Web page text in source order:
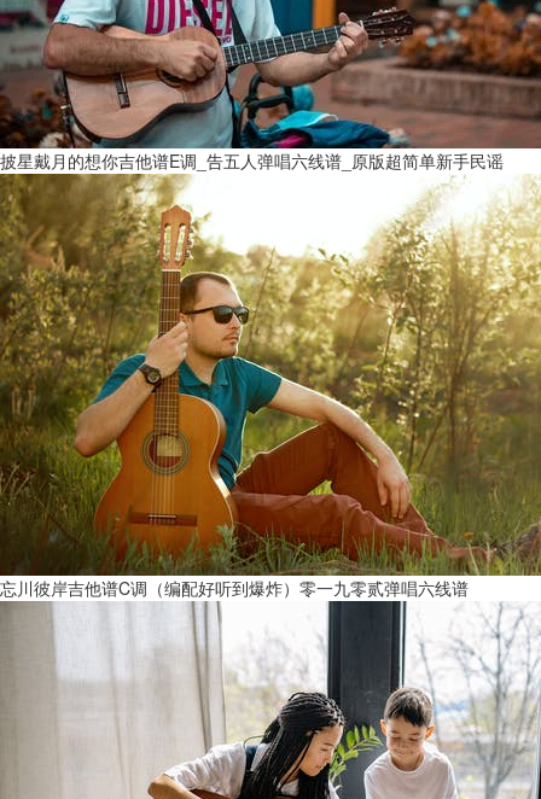
披星戴月的想你吉他谱E调_告五人弹唱六线谱_原版超简单新手民谣
忘川彼岸吉他谱C调（编配好听到爆炸）零一九零贰弹唱六线谱